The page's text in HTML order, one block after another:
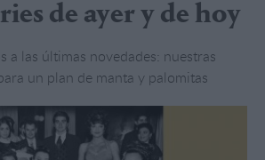
de ayer y de hoy
a las últimas novedades: nuestras
un plan de manta y palomitas